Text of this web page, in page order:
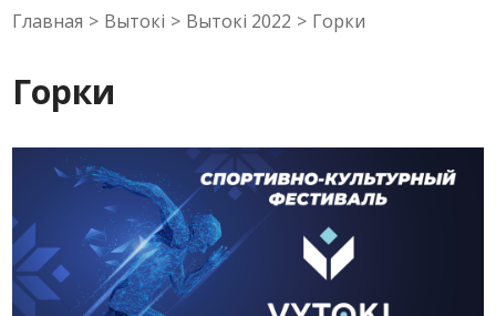
Главная > Вытокi > Вытокi 2022 > Горки
Горки